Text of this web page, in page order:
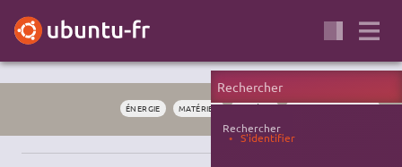
ÉNERGIE MATÉRIEL SYSTÈME PERSONNALISATION
Rechercher
S'identifier